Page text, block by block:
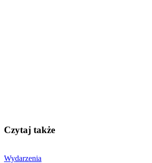
Czytaj także
Wydarzenia